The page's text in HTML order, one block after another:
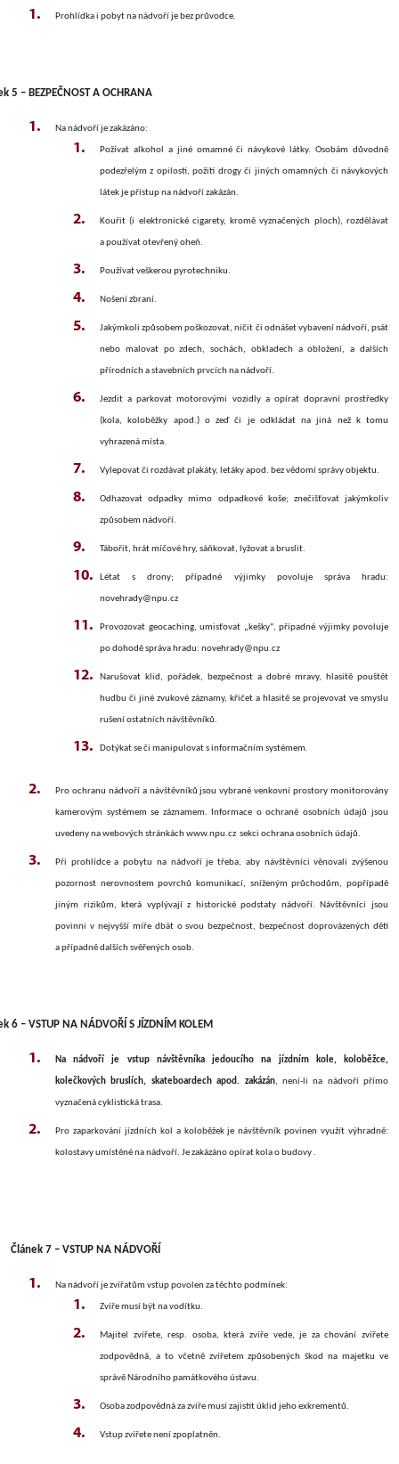
Prohlídka i pobyt na nádvoří je bez průvodce.
5 – BEZPEČNOST A OCHRANA
Na nádvoří je zakázáno:
Požívat alkohol a jiné omamné či návykové látky. Osobám důvodně
podezřelým z opilosti, požití drogy či jiných omamných či návykových
látek je přístup na nádvoří zakázán.
Kouřit (i elektronické cigarety, kromě vyznačených ploch), rozdělávat
a používat otevřený oheň.
Používat veškerou pyrotechniku.
Nošení zbraní.
Jakýmkoli způsobem poškozovat, ničit či odnášet vybavení nádvoří, psát
nebo malovat po zdech, sochách, obkladech a obložení, a dalších
přírodních a stavebních prvcích na nádvoří.
Jezdit a parkovat motorovými vozidly a opírat dopravní prostředky
(kola, koloběžky apod.) o zeď či je odkládat na jiná než k tomu
vyhrazená místa.
Vylepovat či rozdávat plakáty, letáky apod. bez vědomí správy objektu.
Odhazovat odpadky mimo odpadkové koše; znečišťovat jakýmkoliv
způsobem nádvoří.
Tábořit, hrát míčové hry, sáňkovat, lyžovat a bruslit.
Létat s drony; případné výjimky povoluje správa hradu:
novehrady@npu.cz
Provozovat geocaching, umisťovat „kešky“, případné výjimky povoluje
po dohodě správa hradu: novehrady@npu.cz
Narušovat klid, pořádek, bezpečnost a dobré mravy, hlasitě pouštět
hudbu či jiné zvukové záznamy, křičet a hlasitě se projevovat ve smyslu
rušení ostatních návštěvníků.
Dotýkat se či manipulovat s informačním systémem.
Pro ochranu nádvoří a návštěvníků jsou vybrané venkovní prostory monitorovány
kamerovým systémem se záznamem. Informace o ochraně osobních údajů jsou
uvedeny na webových stránkách www.npu.cz sekci ochrana osobních údajů.
Při prohlídce a pobytu na nádvoří je třeba, aby návštěvníci věnovali zvýšenou
pozornost nerovnostem povrchů komunikací, sníženým průchodům, popřípadě
jiným rizikům, která vyplývají z historické podstaty nádvoří. Návštěvníci jsou
povinni v nejvyšší míře dbát o svou bezpečnost, bezpečnost doprovázených dětí
a případně dalších svěřených osob.
6 – VSTUP NA NÁDVOŘÍ S JÍZDNÍM KOLEM
Na nádvoří je vstup návštěvníka jedoucího na jízdním kole, koloběžce,
kolečkových bruslích, skateboardech apod. zakázán, není-li na nádvoří přímo
vyznačená cyklistická trasa.
Pro zaparkování jízdních kol a koloběžek je návštěvník povinen využít výhradně:
kolostavy umístěné na nádvoří. Je zakázáno opírat kola o budovy .
Článek 7 – VSTUP NA NÁDVOŘÍ
Na nádvoří je zvířatům vstup povolen za těchto podmínek:
Zvíře musí být na vodítku.
Majitel zvířete, resp. osoba, která zvíře vede, je za chování zvířete
zodpovědná, a to včetně zvířetem způsobených škod na majetku ve
správě Národního památkového ústavu.
Osoba zodpovědná za zvíře musí zajistit úklid jeho exkrementů.
Vstup zvířete není zpoplatněn.